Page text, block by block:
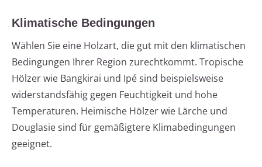
Klimatische Bedingungen
Wählen Sie eine Holzart, die gut mit den klimatischen
Bedingungen Ihrer Region zurechtkommt. Tropische
Hölzer wie Bangkirai und Ipé sind beispielsweise
widerstandsfähig gegen Feuchtigkeit und hohe
Temperaturen. Heimische Hölzer wie Lärche und
Douglasie sind für gemäßigtere Klimabedingungen
geeignet.